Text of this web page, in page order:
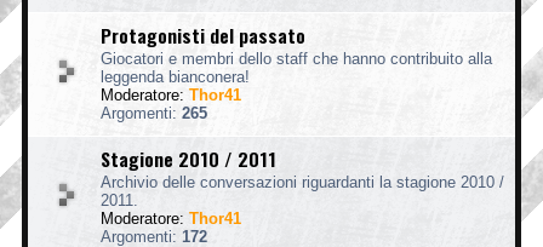
Protagonisti del passato
Giocatori e membri dello staff che hanno contribuito alla
leggenda bianconera!
Moderatore: Thor41
Argomenti: 265
Stagione 2010 / 2011
Archivio delle conversazioni riguardanti la stagione 2010 /
2011.
Moderatore: Thor41
Argomenti: 172